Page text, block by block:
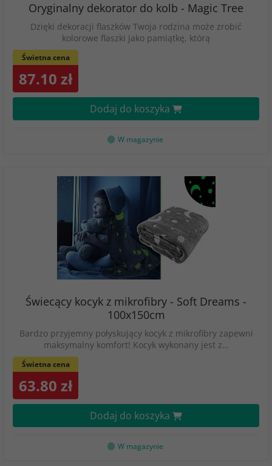
Oryginalny dekorator do kolb - Magic Tree
Dzięki dekoracji flaszków Twoja rodzina może zrobić
kolorowe flaszki jako pamiątkę, którą
Świetna cena
87.10 zł
Dodaj do koszyka
W magazynie
Świecący kocyk z mikrofibry - Soft Dreams -
100x150cm
Bardzo przyjemny połyskujący kocyk z mikrofibry zapewni
maksymalny komfort! Kocyk wykonany jest z…
Świetna cena
63.80 zł
Dodaj do koszyka
W magazynie